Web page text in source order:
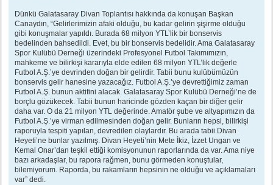
Dünkü Galatasaray Divan Toplantısı hakkında da konuşan Başkan
Canaydın, “Gelirlerimizin afaki olduğu, bu kadar gelirin şişirme olduğu
gibi konuşmalar yapıldı. Burada 68 milyon YTL’lik bir bonservis
bedelinden bahsedildi. Evet, bu bir bonservis bedelidir. Ama Galatasaray
Spor Kulübü Derneği üzerindeki Profesyonel Futbol Takımımızın,
mahkeme ve bilirkişi kararıyla elde edilen 68 milyon YTL’lik değerle
Futbol A.Ş.’ye devrinden doğan bir gelirdir. Tabii bunu kulübümüzün
bonservis gelir hanesine yazacağız. Futbol A.Ş.’ye devrettiğimiz zaman
Futbol A.Ş. bunun aktifini alacak. Galatasaray Spor Kulübü Derneği’ne de
borçlu gözükecek. Tabii bunun haricinde gözden kaçan bir diğer gelir
daha var. O da 21 milyon YTL değerinde. Amatör şube ve altyapımızın da
Futbol A.Ş.’ye virman edilmesinden doğan gelir. Bunların hepsi, bilirkişi
raporuyla tespiti yapılan, devredilen olaylardır. Bu arada tabii Divan
Heyeti’ne bunlar yazılmış. Divan Heyeti’nin Mete İkiz, İzzet Ungan ve
Kemal Onar’dan teşkil ettiği komisyonunun raporlarında da var. Ama niye
bazı arkadaşlar, bu rapora rağmen, bunu görmeden konuştular,
bilemiyorum. Raporda, bu rakamların hepsinin ne olduğu ve açıklamaları
var” dedi.